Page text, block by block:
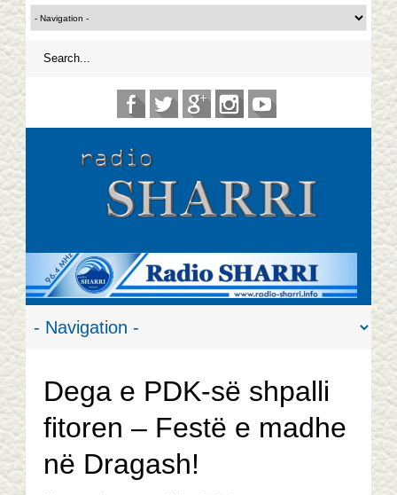
Dega e PDK-së shpalli
fitoren – Festë e madhe
në Dragash!